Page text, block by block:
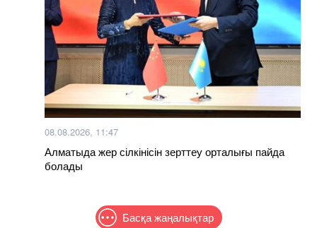
08.08.2026, 11:47
Алматыда жер сілкінісін зерттеу орталығы пайда
болады
Басқа жаңалықтар